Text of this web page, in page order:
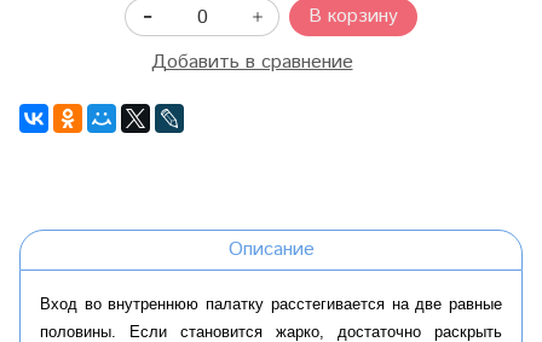
В корзину
Добавить в сравнение
Описание
Вход во внутреннюю палатку расстегивается на две равные
половины. Если становится жарко, достаточно раскрыть